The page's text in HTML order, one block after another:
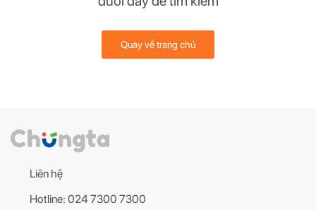
Quay về trang chủ
Liên hệ
Hotline: 024 7300 7300